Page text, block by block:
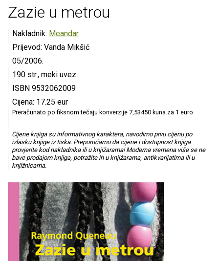
Zazie u metrou
Nakladnik: Meandar
Prijevod: Vanda Mikšić
05/2006.
190 str., meki uvez
ISBN 9532062009
Cijena: 17.25 eur
Preračunato po fiksnom tečaju konverzije 7,53450 kuna za 1 euro
Cijene knjiga su informativnog karaktera, navodimo prvu cijenu po
izlasku knjige iz tiska. Preporučamo da cijene i dostupnost knjiga
provjerite kod nakladnika ili u knjižarama! Moderna vremena više se ne
bave prodajom knjiga, potražite ih u knjižarama, antikvarijatima ili u
knjižnicama.